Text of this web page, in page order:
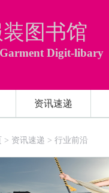
图书馆
Digit-libary
资讯速递
> 资讯速递 > 行业前沿